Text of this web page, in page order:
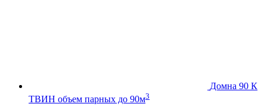
Домна 90 К
ТВИН объем парных до 90м3